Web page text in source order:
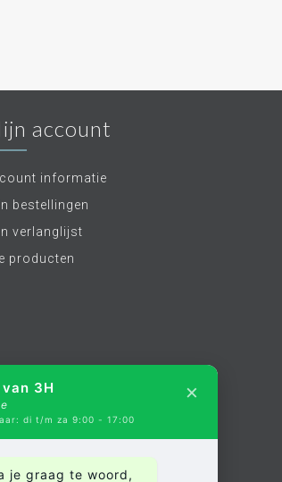
account
informatie
bestellingen
verlanglijst
producten
3H
di t/m za 9:00 - 17:00
×
je graag te woord,